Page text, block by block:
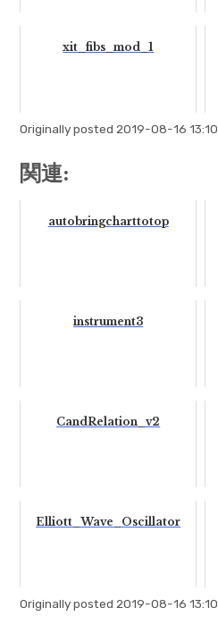
xit_fibs_mod_1
Originally posted 2019-08-16
関連:
autobringcharttotop
instrument3
CandRelation_v2
Elliott_Wave_Oscillator
Originally posted 2019-08-16